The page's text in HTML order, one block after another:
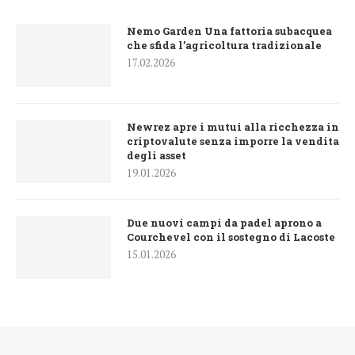
Nemo Garden Una fattoria subacquea
che sfida l’agricoltura tradizionale
17.02.2026
Newrez apre i mutui alla ricchezza in
criptovalute senza imporre la vendita
degli asset
19.01.2026
Due nuovi campi da padel aprono a
Courchevel con il sostegno di Lacoste
15.01.2026